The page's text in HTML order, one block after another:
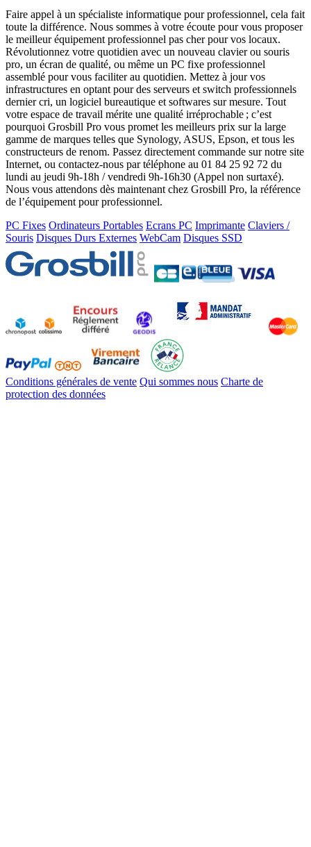
Faire appel à un spécialiste informatique pour professionnel, cela fait
toute la différence. Nous sommes à votre écoute pour vous proposer
le meilleur équipement professionnel pas cher pour vos locaux.
Révolutionnez votre quotidien avec un nouveau clavier ou souris
pro, un écran de qualité, ou même un PC fixe professionnel
assemblé pour vous faciliter au quotidien. Mettez à jour vos
infrastructures en optant pour des serveurs et switch professionnels
dernier cri, un logiciel bureautique et softwares sur mesure. Tout
votre espace de travail mérite une qualité irréprochable ; c’est
pourquoi Grosbill Pro vous promet les meilleurs prix sur la large
gamme de marques telles que Synology, ASUS, Epson, et tous les
constructeurs de renom. Passez directement commande sur notre site
Internet, ou contactez-nous par téléphone au 01 84 25 92 72 du
lundi au jeudi 9h-18h / vendredi 9h-16h30 (Appel non surtaxé).
Nous vous attendons dès maintenant chez Grosbill Pro, la référence
de l’équipement pour professionnel.
PC Fixes Ordinateurs Portables Ecrans PC Imprimante Claviers /
Souris Disques Durs Externes WebCam Disques SSD
Conditions générales de vente Qui sommes nous Charte de
protection des données